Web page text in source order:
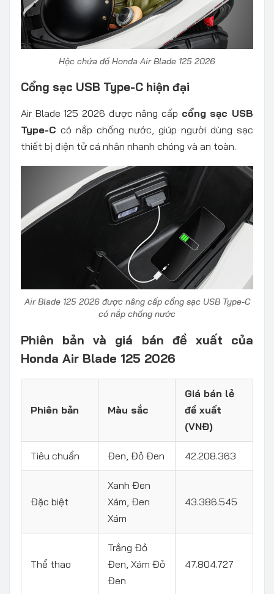
Hộc chứa đồ Honda Air Blade 125 2026
Cổng sạc USB Type-C hiện đại
Air Blade 125 2026 được nâng cấp cổng sạc USB
Type-C có nắp chống nước, giúp người dùng sạc
thiết bị điện tử cá nhân nhanh chóng và an toàn.
Air Blade 125 2026 được nâng cấp cổng sạc USB Type-C
có nắp chống nước
Phiên bản và giá bán đề xuất của
Honda Air Blade 125 2026
Phiên bản Màu sắc
Giá bán lẻ
đề xuất
(VNĐ)
Tiêu chuẩn Đen, Đỏ Đen 42.208.363
Đặc biệt
Xanh Đen
Xám, Đen
Xám
43.386.545
Thể thao
Trắng Đỏ
Đen, Xám Đỏ
Đen
47.804.727